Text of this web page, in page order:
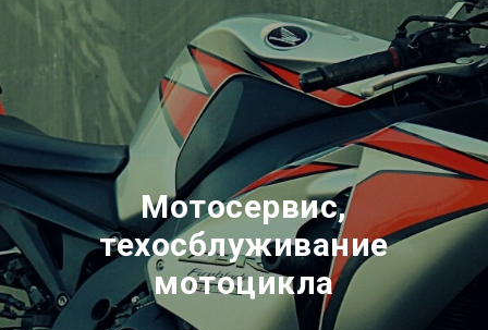
Мотосервис,
техосблуживание
мотоцикла